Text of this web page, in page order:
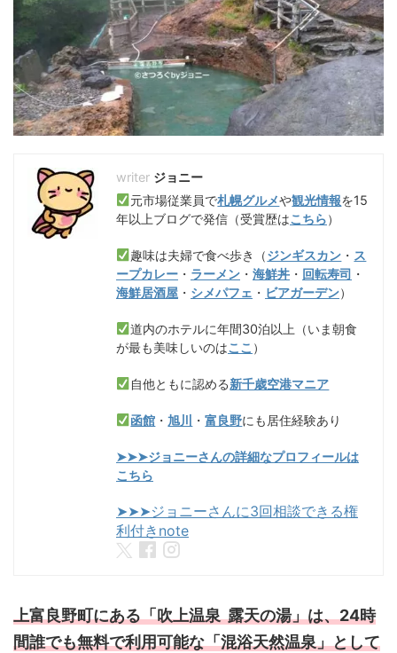
ジョニー
元市場従業員で札幌グルメや観光情報を15
年以上ブログで発信（受賞歴はこちら）
趣味は夫婦で食べ歩き（ジンギスカン ・ ス
ープカレー ・ ラーメン ・ 海鮮丼 ・ 回転寿司 ・
海鮮居酒屋 ・ シメパフェ ・ ビアガーデン）
道内のホテルに年間30泊以上（いま朝食
が最も美味しいのはここ ）
自他ともに認める新千歳空港マニア
函館 ・旭川 ・富良野にも居住経験あり
➤➤➤ジョニーさんの詳細なプロフィールは
こちら
➤➤➤ジョニーさんに3回相談できる権
利付きnote
上富良野町にある「吹上温泉 露天の湯」は、24時
間誰でも無料で利用可能な「混浴天然温泉」として